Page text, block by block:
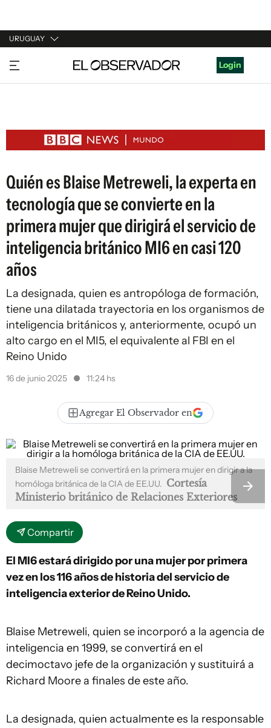
URUGUAY
URUGUAY
ARGENTINA
ESTADOS UNIDOS
Login
Quién es Blaise Metreweli, la experta en
tecnología que se convierte en la
primera mujer que dirigirá el servicio de
inteligencia británico MI6 en casi 120
años
La designada, quien es antropóloga de formación,
tiene una dilatada trayectoria en los organismos de
inteligencia británicos y, anteriormente, ocupó un
alto cargo en el MI5, el equivalente al FBI en el
Reino Unido
16 de junio 2025 11:24 hs
Agregar El Observador en
Blaise Metreweli se convertirá en la primera mujer en dirigir a la
homóloga británica de la CIA de EE.UU. Cortesía
Ministerio británico de Relaciones Exteriores
Compartir
El MI6 estará dirigido por una mujer por primera
vez en los 116 años de historia del servicio de
inteligencia exterior de Reino Unido.
Blaise Metreweli, quien se incorporó a la agencia de
inteligencia en 1999, se convertirá en el
decimoctavo jefe de la organización y sustituirá a
Richard Moore a finales de este año.
La designada, quien actualmente es la responsable